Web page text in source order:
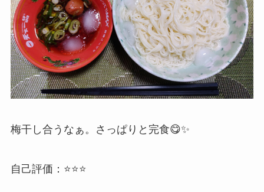
梅干し合うなぁ。さっぱりと完食😋✨
自己評価：⭐⭐⭐